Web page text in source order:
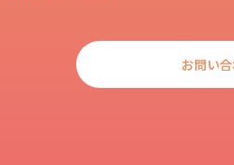
お問い